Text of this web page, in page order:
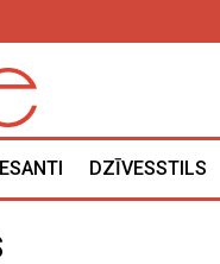
DZĪVESSTILS